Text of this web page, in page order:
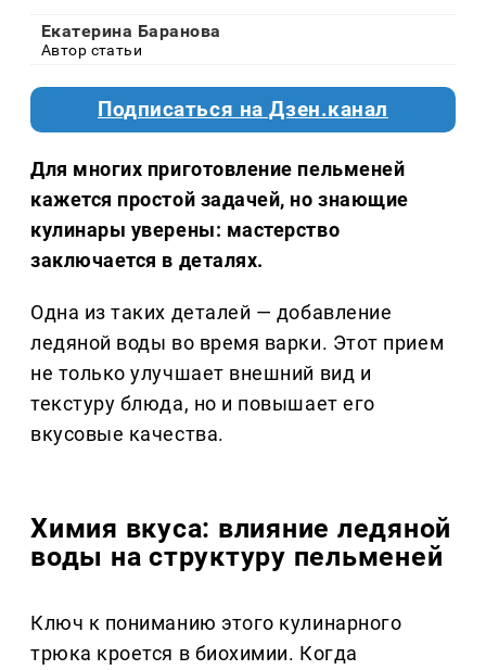
Екатерина Баранова
Автор статьи
Подписаться на Дзен.канал
Для многих приготовление пельменей
кажется простой задачей, но знающие
кулинары уверены: мастерство
заключается в деталях.
Одна из таких деталей — добавление
ледяной воды во время варки. Этот прием
не только улучшает внешний вид и
текстуру блюда, но и повышает его
вкусовые качества.
Химия вкуса: влияние ледяной
воды на структуру пельменей
Ключ к пониманию этого кулинарного
трюка кроется в биохимии. Когда